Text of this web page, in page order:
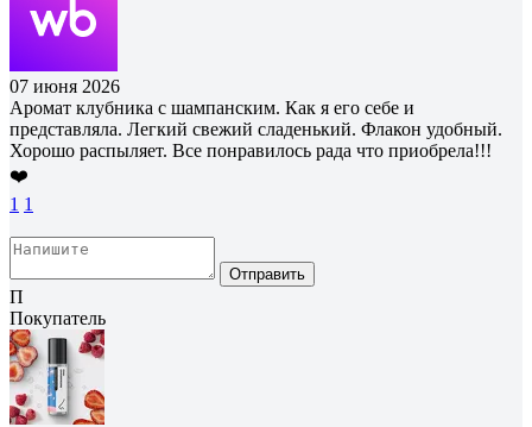
07 июня 2026
Аромат клубника с шампанским. Как я его себе и
представляла. Легкий свежий сладенький. Флакон удобный.
Хорошо распыляет. Все понравилось рада что приобрела!!!
❤️
1 1
Отправить
П
Покупатель